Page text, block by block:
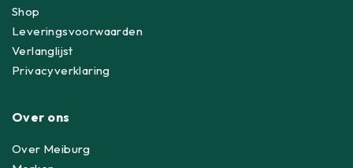
Shop
Leveringsvoorwaarden
Verlanglijst
Privacyverklaring
Over ons
Over Meiburg